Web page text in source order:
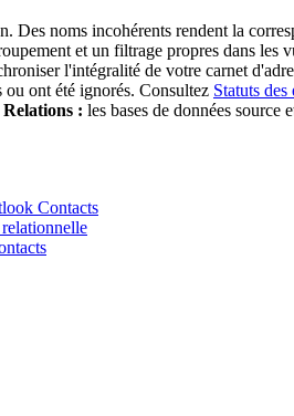
Des noms incohérents rendent la
et un filtrage propres dans les
l'intégralité de votre carnet
ont été ignorés. Consultez Statuts
Relations : les bases de données
Contacts